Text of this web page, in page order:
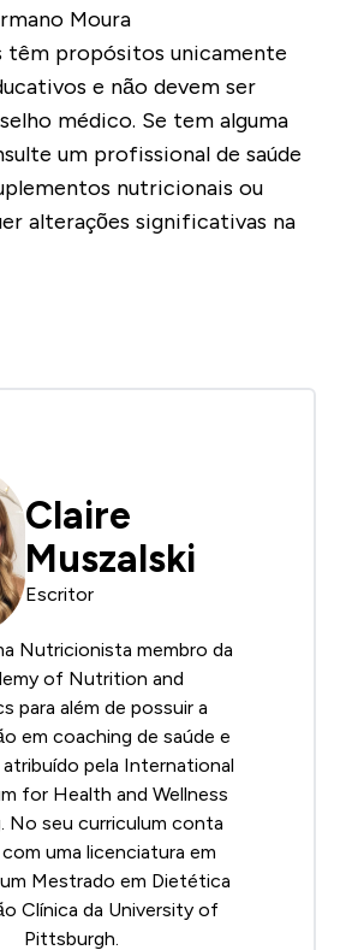
Moura
têm propósitos unicamente
e não devem ser
médico. Se tem alguma
um profissional de saúde
nutricionais ou
alterações significativas na
Claire
Muszalski
Escritor
Nutricionista membro da
of Nutrition and
para além de possuir a
em coaching de saúde e
pela International
for Health and Wellness
. No seu curriculum conta
uma licenciatura em
Mestrado em Dietética
Clínica da University of
Pittsburgh.